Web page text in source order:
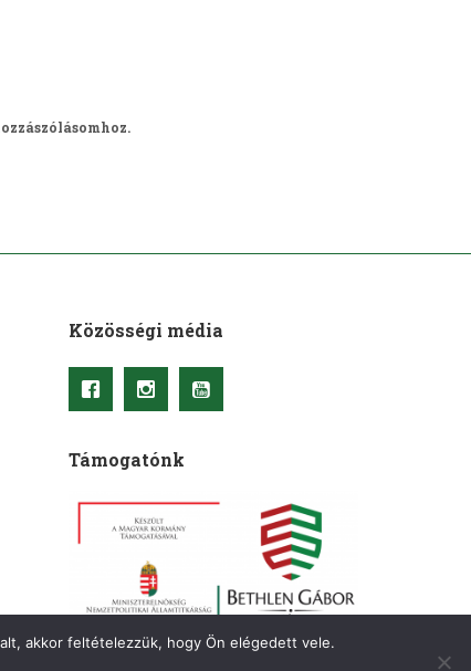
Közösségi média
Támogatónk
akkor feltételezzük, hogy Ön elégedett vele.